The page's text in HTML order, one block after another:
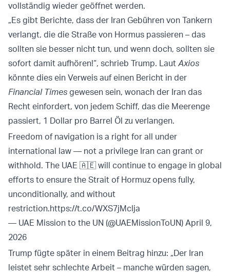
vollständig wieder geöffnet werden.
„Es gibt Berichte, dass der Iran Gebühren von Tankern
verlangt, die die Straße von Hormus passieren – das
sollten sie besser nicht tun, und wenn doch, sollten sie
sofort damit aufhören!“, schrieb Trump. LautAxios
könnte dies ein Verweis auf einen Bericht in der
Financial Times gewesen sein, wonach der Iran das
Recht einfordert, von jedem Schiff, das die Meerenge
passiert, 1 Dollar pro Barrel Öl zu verlangen.
Freedom of navigation is a right for all under
international law — not a privilege Iran can grant or
withhold. The UAE 🇦🇪 will continue to engage in global
efforts to ensure the Strait of Hormuz opens fully,
unconditionally, and without
restriction.https://t.co/WXS7jMclja
— UAE Mission to the UN (@UAEMissionToUN) April 9,
2026
Trump fügte später in einem Beitrag hinzu: „Der Iran
leistet sehr schlechte Arbeit – manche würden sagen,